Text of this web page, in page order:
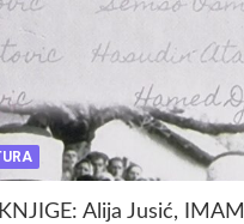
Alija Jusić, IMAMI